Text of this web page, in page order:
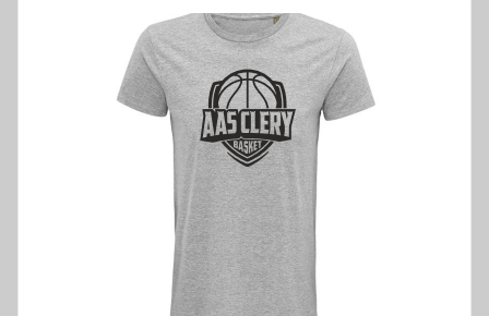
plusieurs
variations.
Les
options
peuvent
être
choisies
sur
la
page
du
produit